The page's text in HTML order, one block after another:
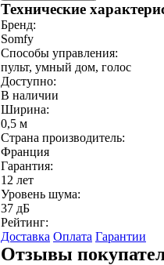
Технические
Бренд:
Somfy
Способы управления:
пульт, умный дом, голос
Доступно:
В наличии
Ширина:
0,5 м
Страна производитель:
Франция
Гарантия:
12 лет
Уровень шума:
37 дБ
Рейтинг:
Доставка Оплата Гарантии
Отзывы